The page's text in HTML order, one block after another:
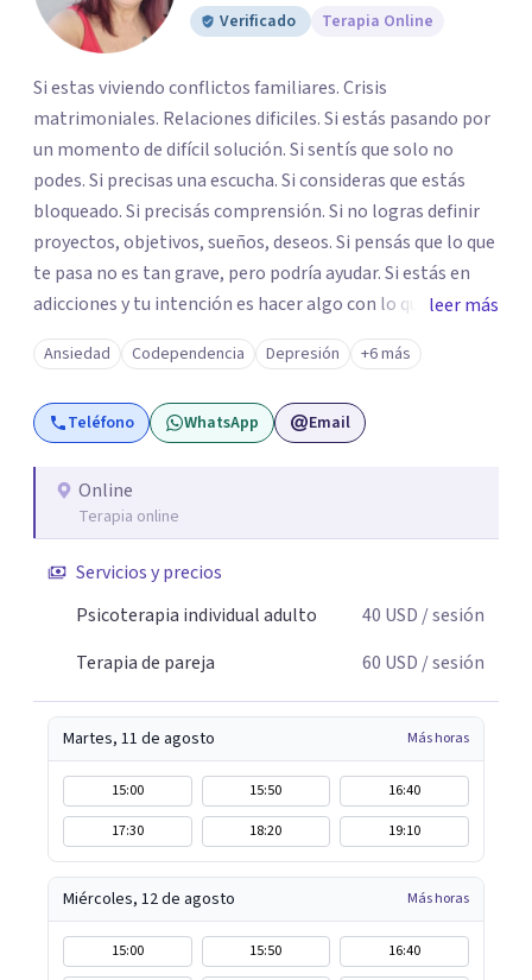
Verificado
Terapia Online
Si estas viviendo conflictos familiares. Crisis
matrimoniales. Relaciones dificiles. Si estás pasando por
un momento de difícil solución. Si sentís que solo no
podes. Si precisas una escucha. Si consideras que estás
bloqueado. Si precisás comprensión. Si no logras definir
proyectos, objetivos, sueños, deseos. Si pensás que lo que
te pasa no es tan grave, pero podría ayudar. Si estás en
adicciones y tu intención es hacer algo con lo que te está
pasando. No dudes en comunicarte a fin de comenzar a
resolver la situación que está generando esa angustia.
leer más
Ansiedad Codependencia Depresión +6 más
Teléfono WhatsApp Email
Online
Terapia online
Servicios y precios
Psicoterapia individual adulto
40 USD / sesión
Terapia de pareja
60 USD / sesión
Martes, 11 de agosto Más horas
15:00 15:50
16:40
17:30
18:20 19:10
Miércoles, 12 de agosto Más horas
15:00 15:50
16:40